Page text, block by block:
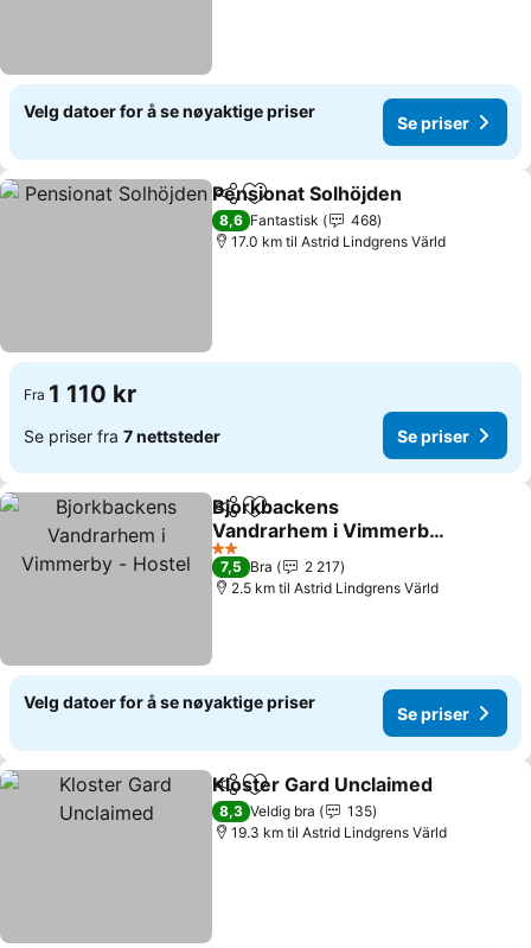
Velg datoer for å se nøyaktige priser
Se priser
Del Legg til i favoritter
Pensionat Solhöjden
8,6 Fantastisk
468
17.0 km til Astrid Lindgrens Värld
Fra 1 110 kr
Se priser fra 7 nettsteder Se priser
Del Legg til i favoritter
Bjorkbackens
Vandrarhem i Vimmerby -
Hostel
2 Stjerner
7,5 Bra
2 217
2.5 km til Astrid Lindgrens Värld
Velg datoer for å se nøyaktige priser
Se priser
Del Legg til i favoritter
Kloster Gard Unclaimed
8,3 Veldig bra
135
19.3 km til Astrid Lindgrens Värld